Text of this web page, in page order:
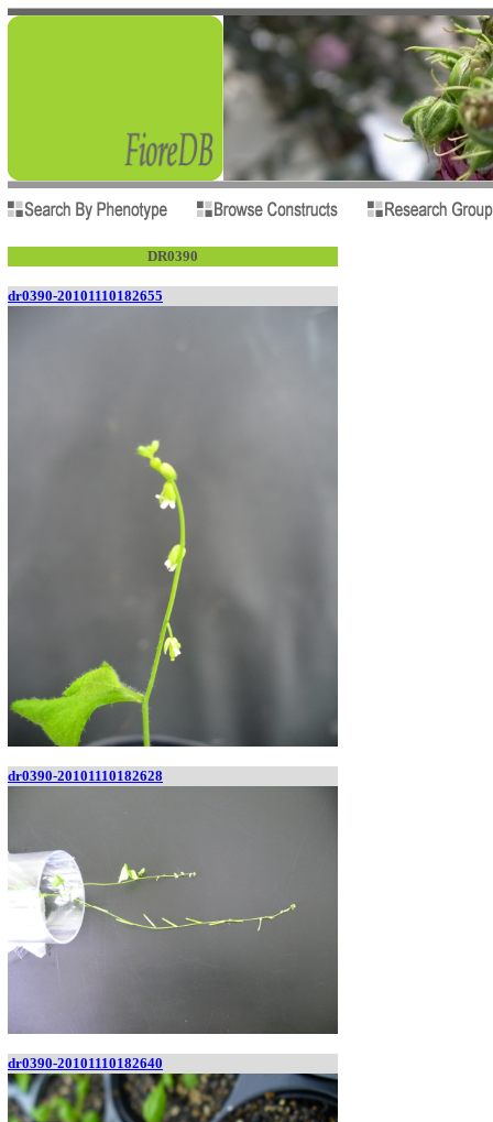
DR0390
dr0390-20101110182655
dr0390-20101110182628
dr0390-20101110182640